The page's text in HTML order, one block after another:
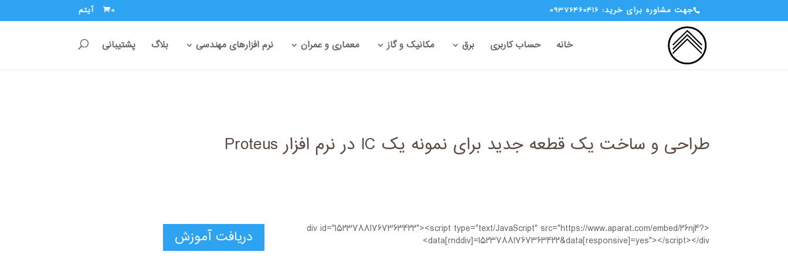
جهت مشاوره برای خرید: 09376460416 0 آیتم
خانه حساب کاربری برق مکانیک و گاز معماری و عمران نرم افزارهای مهندسی بلاگ پشتیبانی
طراحی و ساخت یک قطعه جدید برای نمونه یک IC در نرم افزار Proteus
دریافت آموزش <div id="15237881767363422"><script type="text/JavaScript" src="https://www.aparat.com/embed/26nj4?
data[rnddiv]=15237881767363422&data[responsive]=yes"></script></div>